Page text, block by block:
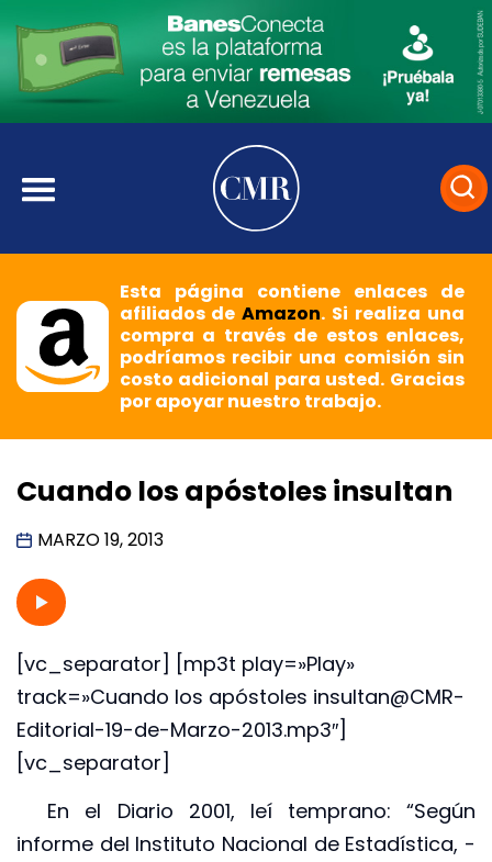
Esta página contiene enlaces de
afiliados deAmazon. Si realiza una
compra a través de estos enlaces,
podríamos recibir una comisión sin
costo adicional para usted. Gracias
por apoyar nuestro trabajo.
Cuando los apóstoles insultan
MARZO 19, 2013
[vc_separator] [mp3t play=»Play»
track=»Cuando los apóstoles insultan@CMR-
Editorial-19-de-Marzo-2013.mp3″]
[vc_separator]
En el Diario 2001, leí temprano: “Según
informe del Instituto Nacional de Estadística, -